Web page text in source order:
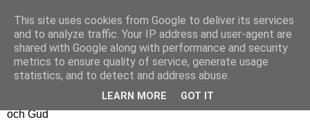
Fyren
Fyren finns för att sprida ljus i mörkret
För att påminna om guldkanterna i tillvaron
Här samsas jakt, hantverk, odling, och andra tankar om livet
och Gud
This site uses cookies from Google to deliver its services
and to analyze traffic. Your IP address and user-agent are
shared with Google along with performance and security
metrics to ensure quality of service, generate usage
statistics, and to detect and address abuse.
LEARN MORE GOT IT